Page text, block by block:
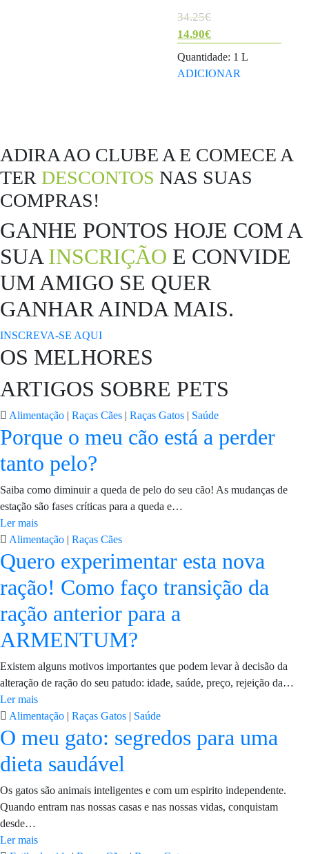
34.25€O
preço
original
era:
14.90€
O
preço
Quantidade: 1 L
ADICIONAR
ADIRA AO CLUBE A E COMECE A
TER DESCONTOS NAS SUAS
COMPRAS!
GANHE PONTOS HOJE COM A
SUAINSCRIÇÃO E CONVIDE
UM AMIGO SE QUER
GANHAR AINDA MAIS.
INSCREVA-SE AQUI
OS MELHORES
ARTIGOS SOBRE PETS
Alimentação | Raças Cães | Raças Gatos | Saúde
Porque o meu cão está a perder
tanto pelo?
Saiba como diminuir a queda de pelo do seu cão! As mudanças de
estação são fases críticas para a queda e…
Ler mais
Alimentação | Raças Cães
Quero experimentar esta nova
ração! Como faço transição da
ração anterior para a
ARMENTUM?
Existem alguns motivos importantes que podem levar à decisão da
alteração de ração do seu patudo: idade, saúde, preço, rejeição da…
Ler mais
Alimentação | Raças Gatos | Saúde
O meu gato: segredos para uma
dieta saudável
Os gatos são animais inteligentes e com um espirito independente.
Quando entram nas nossas casas e nas nossas vidas, conquistam
desde…
Ler mais